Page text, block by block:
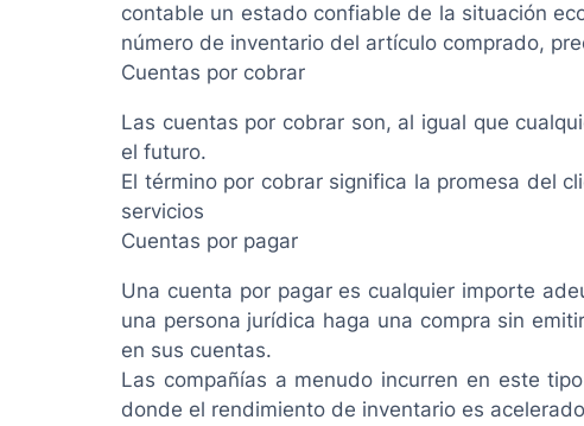
contable un estado confiable de la situación
número de inventario del artículo comprado,
Cuentas por cobrar
Las cuentas por cobrar son, al igual que
el futuro.
El término por cobrar significa la promesa del
servicios
Cuentas por pagar
Una cuenta por pagar es cualquier importe
una persona jurídica haga una compra sin
en sus cuentas.
Las compañías a menudo incurren en este
donde el rendimiento de inventario es